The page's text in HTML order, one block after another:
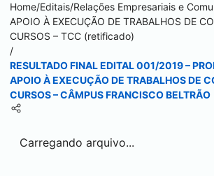
Home/Editais/Relações Empresariais e
APOIO À EXECUÇÃO DE TRABALHOS DE
CURSOS – TCC (retificado)
/
RESULTADO FINAL EDITAL 001/2019 –
APOIO À EXECUÇÃO DE TRABALHOS DE
CURSOS – CÂMPUSFRANCISCO BELTRÃO
Carregando arquivo...